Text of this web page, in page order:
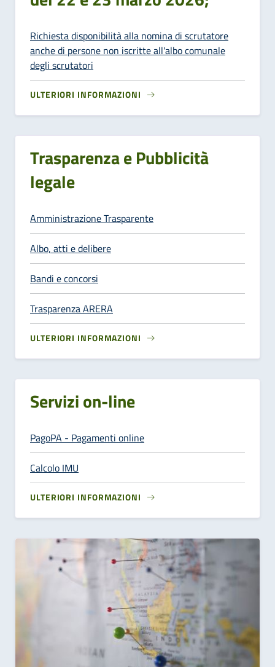
Richiesta disponibilità alla nomina di scrutatore
anche di persone non iscritte all'albo comunale
degli scrutatori
ULTERIORI INFORMAZIONI
Trasparenza e Pubblicità
legale
Amministrazione Trasparente
Albo, atti e delibere
Bandi e concorsi
Trasparenza ARERA
ULTERIORI INFORMAZIONI
Servizi on-line
PagoPA - Pagamenti online
Calcolo IMU
ULTERIORI INFORMAZIONI